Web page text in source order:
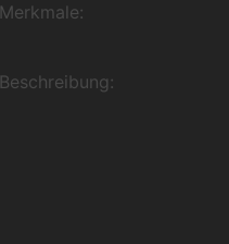
Merkmale:
Beschreibung: